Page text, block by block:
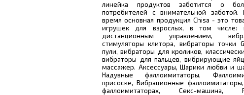
линейка продуктов заботится о
потребителей с внимательной заботой.
время основная продукция Chisa - это
игрушек для взрослых, в том числе:
дистанционным управлением,
стимуляторы клитора, вибраторы точки
пули, вибраторы для кроликов,
вибраторы для пальцев, вибрирующие
массажер. Аксессуары, Шарики любви и
Надувные фаллоимитаторы,
присоске, Вибрационные
фаллоимитаторах, Секс-машина,